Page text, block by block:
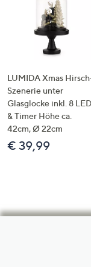
LUMIDA Xmas
Szenerie unter
Glasglocke inkl. 8
& Timer Höhe ca.
42cm, Ø 22cm
€ 39,99